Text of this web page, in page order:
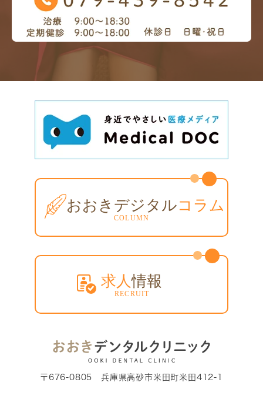
〒676-0805 兵庫県高砂市米田町米田412-1